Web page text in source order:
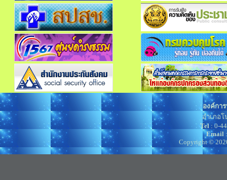
องค์กา
อำเภอ
Tel: 0-
Email
Copyright ©